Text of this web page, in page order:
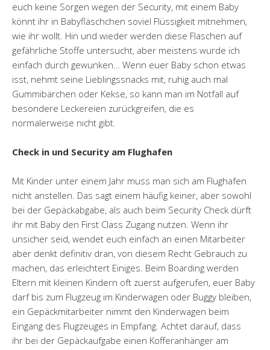
euch keine Sorgen wegen der Security, mit einem Baby
könnt ihr in Babyfläschchen soviel Flüssigkeit mitnehmen,
wie ihr wollt. Hin und wieder werden diese Flaschen auf
gefährliche Stoffe untersucht, aber meistens wurde ich
einfach durch gewunken… Wenn euer Baby schon etwas
isst, nehmt seine Lieblingssnacks mit, ruhig auch mal
Gummibärchen oder Kekse, so kann man im Notfall auf
besondere Leckereien zurückgreifen, die es
normalerweise nicht gibt.
Check in und Security am Flughafen
Mit Kinder unter einem Jahr muss man sich am Flughafen
nicht anstellen. Das sagt einem häufig keiner, aber sowohl
bei der Gepäckabgabe, als auch beim Security Check dürft
ihr mit Baby den First Class Zugang nutzen. Wenn ihr
unsicher seid, wendet euch einfach an einen Mitarbeiter
aber denkt definitiv dran, von diesem Recht Gebrauch zu
machen, das erleichtert Einiges. Beim Boarding werden
Eltern mit kleinen Kindern oft zuerst aufgerufen, euer Baby
darf bis zum Flugzeug im Kinderwagen oder Buggy bleiben,
ein Gepäckmitarbeiter nimmt den Kinderwagen beim
Eingang des Flugzeuges in Empfang. Achtet darauf, dass
ihr bei der Gepäckaufgabe einen Kofferanhänger am